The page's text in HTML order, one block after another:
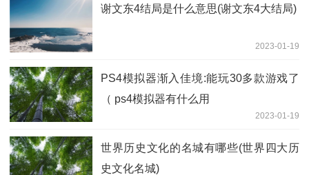
谢文东4结局是什么意思(谢文东4大结局)
2023-01-19
PS4模拟器渐入佳境:能玩30多款游戏了
（ ps4模拟器有什么用
2023-01-19
世界历史文化的名城有哪些(世界四大历
史文化名城)